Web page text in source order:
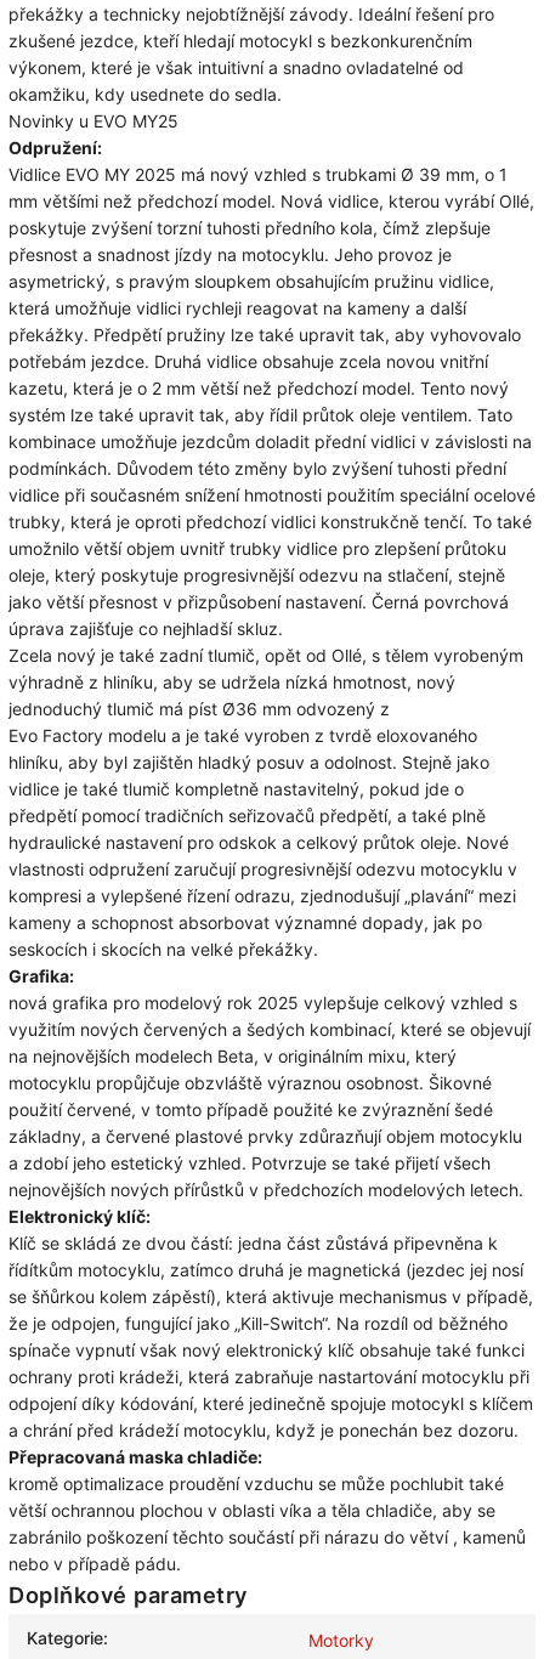
překážky a technicky nejobtížnější závody. Ideální řešení pro
zkušené jezdce, kteří hledají motocykl s bezkonkurenčním
výkonem, které je však intuitivní a snadno ovladatelné od
okamžiku, kdy usednete do sedla.
Novinky u EVO MY25
Odpružení:
Vidlice EVO MY 2025 má nový vzhled s trubkami Ø 39 mm, o 1
mm většími než předchozí model. Nová vidlice, kterou vyrábí Ollé,
poskytuje zvýšení torzní tuhosti předního kola, čímž zlepšuje
přesnost a snadnost jízdy na motocyklu. Jeho provoz je
asymetrický, s pravým sloupkem obsahujícím pružinu vidlice,
která umožňuje vidlici rychleji reagovat na kameny a další
překážky. Předpětí pružiny lze také upravit tak, aby vyhovovalo
potřebám jezdce. Druhá vidlice obsahuje zcela novou vnitřní
kazetu, která je o 2 mm větší než předchozí model. Tento nový
systém lze také upravit tak, aby řídil průtok oleje ventilem. Tato
kombinace umožňuje jezdcům doladit přední vidlici v závislosti na
podmínkách. Důvodem této změny bylo zvýšení tuhosti přední
vidlice při současném snížení hmotnosti použitím speciální ocelové
trubky, která je oproti předchozí vidlici konstrukčně tenčí. To také
umožnilo větší objem uvnitř trubky vidlice pro zlepšení průtoku
oleje, který poskytuje progresivnější odezvu na stlačení, stejně
jako větší přesnost v přizpůsobení nastavení. Černá povrchová
úprava zajišťuje co nejhladší skluz.
Zcela nový je také zadní tlumič, opět od Ollé, s tělem vyrobeným
výhradně z hliníku, aby se udržela nízká hmotnost, nový
jednoduchý tlumič má píst Ø36 mm odvozený z
Evo Factory modelu a je také vyroben z tvrdě eloxovaného
hliníku, aby byl zajištěn hladký posuv a odolnost. Stejně jako
vidlice je také tlumič kompletně nastavitelný, pokud jde o
předpětí pomocí tradičních seřizovačů předpětí, a také plně
hydraulické nastavení pro odskok a celkový průtok oleje. Nové
vlastnosti odpružení zaručují progresivnější odezvu motocyklu v
kompresi a vylepšené řízení odrazu, zjednodušují „plavání“ mezi
kameny a schopnost absorbovat významné dopady, jak po
seskocích i skocích na velké překážky.
Grafika:
nová grafika pro modelový rok 2025 vylepšuje celkový vzhled s
využitím nových červených a šedých kombinací, které se objevují
na nejnovějších modelech Beta, v originálním mixu, který
motocyklu propůjčuje obzvláště výraznou osobnost. Šikovné
použití červené, v tomto případě použité ke zvýraznění šedé
základny, a červené plastové prvky zdůrazňují objem motocyklu
a zdobí jeho estetický vzhled. Potvrzuje se také přijetí všech
nejnovějších nových přírůstků v předchozích modelových letech.
Elektronický klíč:
Klíč se skládá ze dvou částí: jedna část zůstává připevněna k
řídítkům motocyklu, zatímco druhá je magnetická (jezdec jej nosí
se šňůrkou kolem zápěstí), která aktivuje mechanismus v případě,
že je odpojen, fungující jako „Kill-Switch“. Na rozdíl od běžného
spínače vypnutí však nový elektronický klíč obsahuje také funkci
ochrany proti krádeži, která zabraňuje nastartování motocyklu při
odpojení díky kódování, které jedinečně spojuje motocykl s klíčem
a chrání před krádeží motocyklu, když je ponechán bez dozoru.
Přepracovaná maska ​​chladiče:
kromě optimalizace proudění vzduchu se může pochlubit také
větší ochrannou plochou v oblasti víka a těla chladiče, aby se
zabránilo poškození těchto součástí při nárazu do větví , kamenů
nebo v případě pádu.
Doplňkové parametry
Kategorie: Motorky